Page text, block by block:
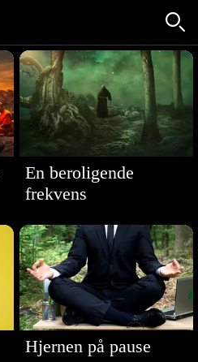
En beroligende
frekvens
Hjernen på pause